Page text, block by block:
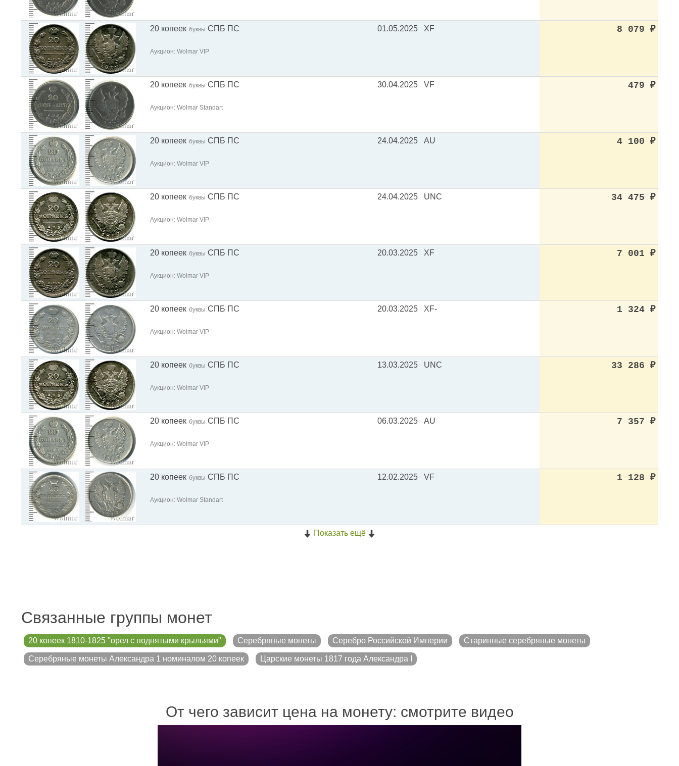
20 копеек буквы СПБ ПС
Аукцион: Wolmar VIP
01.05.2025 XF 8 079 ₽
20 копеек буквы СПБ ПС
Аукцион: Wolmar Standart
30.04.2025 VF 479 ₽
20 копеек буквы СПБ ПС
Аукцион: Wolmar VIP
24.04.2025 AU 4 100 ₽
20 копеек буквы СПБ ПС
Аукцион: Wolmar VIP
24.04.2025 UNC 34 475 ₽
20 копеек буквы СПБ ПС
Аукцион: Wolmar VIP
20.03.2025 XF 7 001 ₽
20 копеек буквы СПБ ПС
Аукцион: Wolmar VIP
20.03.2025 XF- 1 324 ₽
20 копеек буквы СПБ ПС
Аукцион: Wolmar VIP
13.03.2025 UNC 33 286 ₽
20 копеек буквы СПБ ПС
Аукцион: Wolmar VIP
06.03.2025 AU 7 357 ₽
20 копеек буквы СПБ ПС
Аукцион: Wolmar Standart
12.02.2025 VF 1 128 ₽
Показать ещё
Связанные группы монет
20 копеек 1810-1825 "орел с поднятыми крыльями" Серебряные монеты Серебро Российской Империи Старинные серебряные монеты
Серебряные монеты Александра 1 номиналом 20 копеек Царские монеты 1817 года Александра I
От чего зависит цена на монету: смотрите видео